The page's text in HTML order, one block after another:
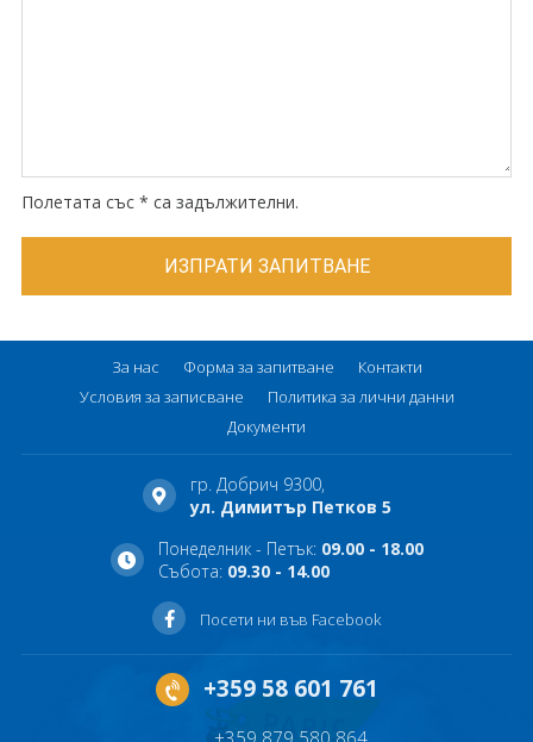
Полетата със * са задължителни.
За нас Форма за запитване
Контакти
Условия за записване
Политика за лични данни
Документи
гр. Добрич 9300,
ул. Димитър Петков 5
Понеделник - Петък: 09.00 - 18.00
Събота: 09.30 - 14.00
Посети ни във Facebook
+359 58 601 761
+359 879 580 864